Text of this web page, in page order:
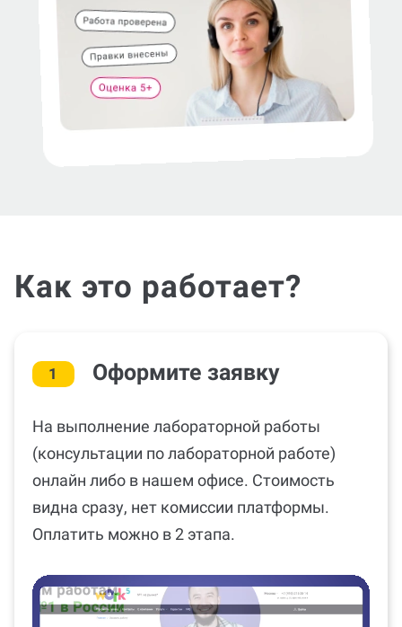
Как это работает?
1 Оформите заявку
На выполнение лабораторной работы
(консультации по лабораторной работе)
онлайн либо в нашем офисе. Стоимость
видна сразу, нет комиссии платформы.
Оплатить можно в 2 этапа.